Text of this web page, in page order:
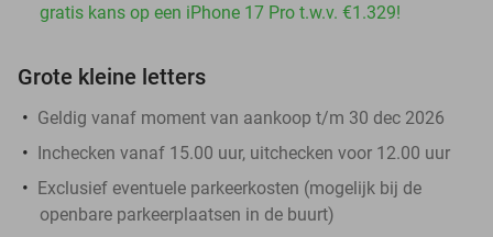
gratis kans op een iPhone 17 Pro t.w.v. €1.329!
Grote kleine letters
Geldig vanaf moment van aankoop t/m 30 dec 2026
Inchecken vanaf 15.00 uur, uitchecken voor 12.00 uur
Exclusief eventuele parkeerkosten (mogelijk bij de
openbare parkeerplaatsen in de buurt)